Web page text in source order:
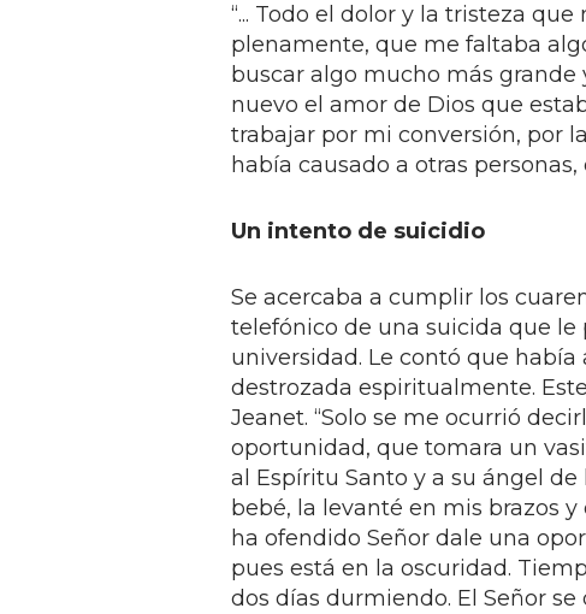
“... Todo el dolor y la tristeza
plenamente, que me faltaba
buscar algo mucho más
nuevo el amor de Dios que
trabajar por mi conversión, por
había causado a otras
Un intento de suicidio
Se acercaba a cumplir los
telefónico de una suicida que le
universidad. Le contó que
destrozada espiritualmente.
Jeanet. “Solo se me ocurrió
oportunidad, que tomara un
al Espíritu Santo y a su ángel
bebé, la levanté en mis brazos
ha ofendido Señor dale una
pues está en la oscuridad.
dos días durmiendo. El Señor